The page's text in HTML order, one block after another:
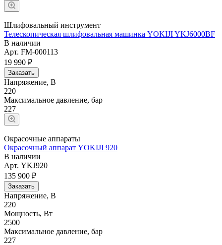
Шлифовальный инструмент
Телескопическая шлифовальная машинка YOKIJI YKJ6000BF
В наличии
Арт. FM-000113
19 990 ₽
Заказать
Напряжение, В
220
Максимальное давление, бар
227
Окрасочные аппараты
Окрасочный аппарат YOKIJI 920
В наличии
Арт. YKJ920
135 900 ₽
Заказать
Напряжение, В
220
Мощность, Вт
2500
Максимальное давление, бар
227